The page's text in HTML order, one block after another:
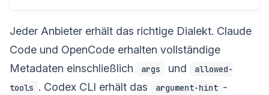
Jeder Anbieter erhält das richtige Dialekt. Claude
Code und OpenCode erhalten vollständige
Metadaten einschließlich
args und
allowed-
tools . Codex CLI erhält das argument-hint -